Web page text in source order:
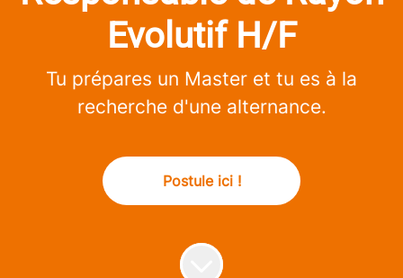
Evolutif H/F
Tu prépares un Master et tu es à la
recherche d'une alternance.
Postule ici !